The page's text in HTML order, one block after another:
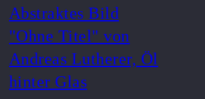
Abstraktes Bild
"Ohne Titel" von
Andreas Lutherer, Öl
hinter Glas